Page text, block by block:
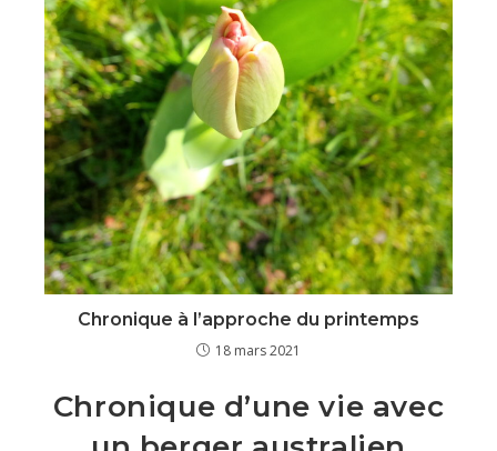
Chronique à l’approche du printemps
18 mars 2021
Chronique d’une vie avec